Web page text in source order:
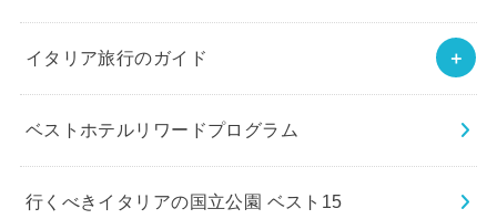
イタリア旅行のガイド
ベストホテルリワードプログラム
行くべきイタリアの国立公園 ベスト15